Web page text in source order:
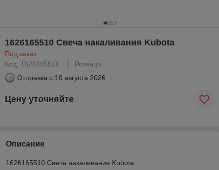
1626165510 Свеча накаливания Kubota
Под заказ
Код: 1626165510
Розница
Отправка с 10 августа 2026
Цену уточняйте
Описание
1626165510 Свеча накаливания Kubota